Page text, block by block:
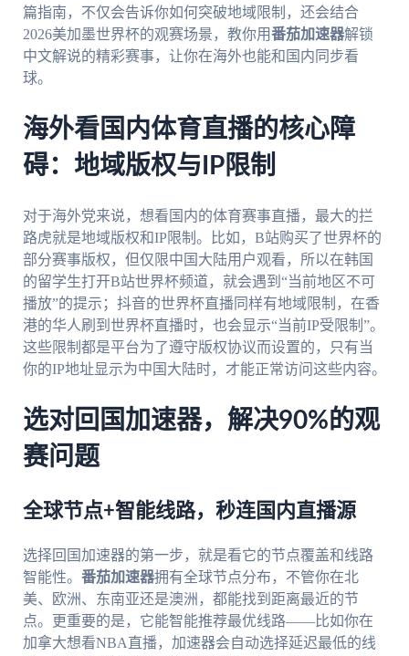
篇指南，不仅会告诉你如何突破地域限制，还会结合
2026美加墨世界杯的观赛场景，教你用番茄加速器解锁
中文解说的精彩赛事，让你在海外也能和国内同步看
球。
海外看国内体育直播的核心障
碍：地域版权与IP限制
对于海外党来说，想看国内的体育赛事直播，最大的拦
路虎就是地域版权和IP限制。比如，B站购买了世界杯的
部分赛事版权，但仅限中国大陆用户观看，所以在韩国
的留学生打开B站世界杯频道，就会遇到“当前地区不可
播放”的提示；抖音的世界杯直播同样有地域限制，在香
港的华人刷到世界杯直播时，也会显示“当前IP受限制”。
这些限制都是平台为了遵守版权协议而设置的，只有当
你的IP地址显示为中国大陆时，才能正常访问这些内容。
选对回国加速器，解决90%的观
赛问题
全球节点+智能线路，秒连国内直播源
选择回国加速器的第一步，就是看它的节点覆盖和线路
智能性。 番茄加速器拥有全球节点分布，不管你在北
美、欧洲、东南亚还是澳洲，都能找到距离最近的节
点。更重要的是，它能智能推荐最优线路——比如你在
加拿大想看NBA直播，加速器会自动选择延迟最低的线